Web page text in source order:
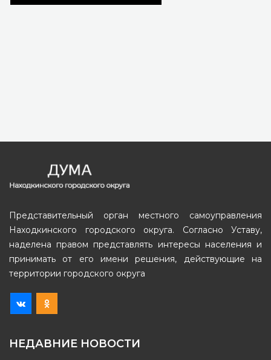
Представительный орган местного самоуправления
Находкинского городского округа. Согласно Уставу,
наделена правом представлять интересы населения и
принимать от его имени решения, действующие на
территории городского округа
НЕДАВНИЕ НОВОСТИ